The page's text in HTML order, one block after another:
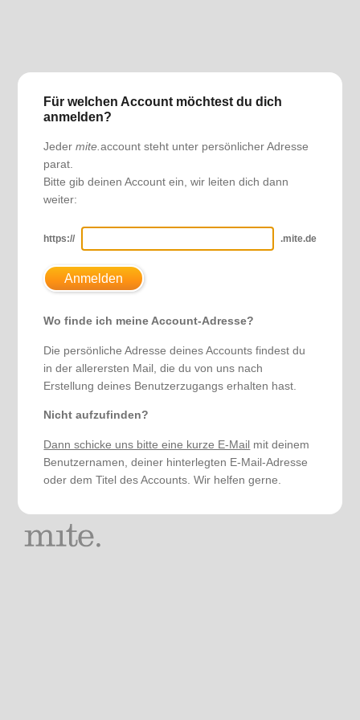
Für welchen Account möchtest du dich
anmelden?
Jedermite.account steht unter persönlicher Adresse
parat.
Bitte gib deinen Account ein, wir leiten dich dann
weiter:
https:// .mite.de
Anmelden
Wo finde ich meine Account-Adresse?
Die persönliche Adresse deines Accounts findest du
in der allerersten Mail, die du von uns nach
Erstellung deines Benutzerzugangs erhalten hast.
Nicht aufzufinden?
Dann schicke uns bitte eine kurze E-Mail mit deinem
Benutzernamen, deiner hinterlegten E-Mail-Adresse
oder dem Titel des Accounts. Wir helfen gerne.